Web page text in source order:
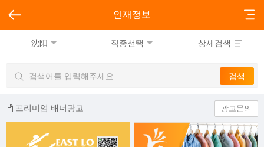
인재정보
沈阳 직종선택 상세검색
프리미엄 배너광고 광고문의